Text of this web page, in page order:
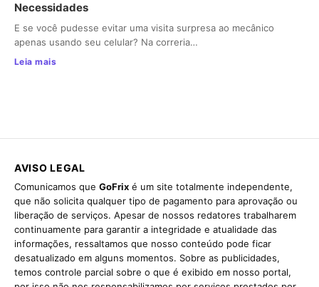
Necessidades
E se você pudesse evitar uma visita surpresa ao mecânico
apenas usando seu celular? Na correria…
Leia mais
AVISO LEGAL
Comunicamos que GoFrix é um site totalmente independente,
que não solicita qualquer tipo de pagamento para aprovação ou
liberação de serviços. Apesar de nossos redatores trabalharem
continuamente para garantir a integridade e atualidade das
informações, ressaltamos que nosso conteúdo pode ficar
desatualizado em alguns momentos. Sobre as publicidades,
temos controle parcial sobre o que é exibido em nosso portal,